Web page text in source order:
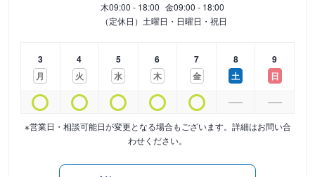
木09:00 - 18:00 金09:00 - 18:00
（定休日）土曜日・日曜日・祝日
3
月
4
火
5
水
6
木
7
金
8
土
9
日
※営業日・相談可能日が変更となる場合もございます。詳細はお問い合
わせください。